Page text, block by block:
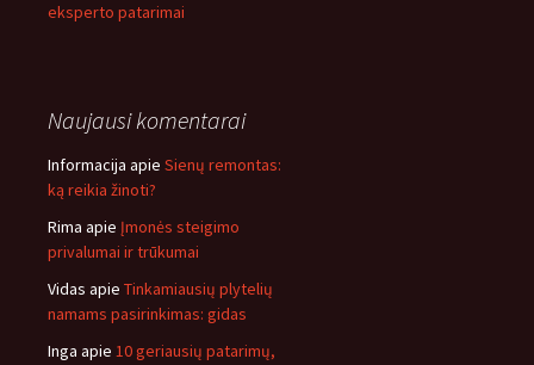
eksperto patarimai
Naujausi komentarai
Informacija apie Sienų remontas:
ką reikia žinoti?
Rima apie Įmonės steigimo
privalumai ir trūkumai
Vidas apie Tinkamiausių plytelių
namams pasirinkimas: gidas
Inga apie 10 geriausių patarimų,